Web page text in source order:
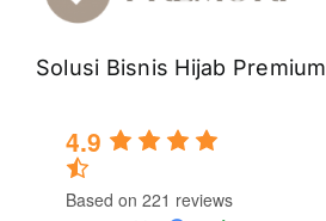
Solusi Bisnis Hijab Premium
4.9
Based on 221 reviews